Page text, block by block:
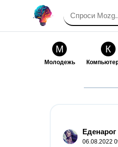
М
Молодежь
К
Еденарог
06.08.2022